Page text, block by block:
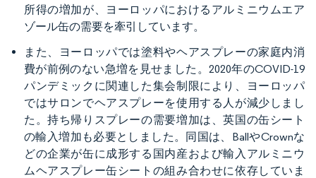
所得の増加が、ヨーロッパにおけるアルミニウムエア
ゾール缶の需要を牽引しています。
また、ヨーロッパでは塗料やヘアスプレーの家庭内消
費が前例のない急増を見せました。2020年のCOVID-19
パンデミックに関連した集会制限により、ヨーロッパ
ではサロンでヘアスプレーを使用する人が減少しまし
た。持ち帰りスプレーの需要増加は、英国の缶シート
の輸入増加も必要としました。同国は、BallやCrownな
どの企業が缶に成形する国内産および輸入アルミニウ
ムヘアスプレー缶シートの組み合わせに依存していま